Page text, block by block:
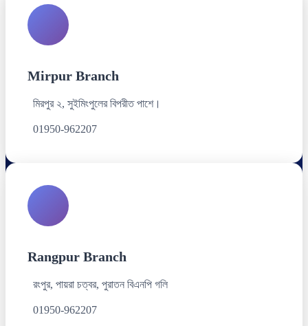
Mirpur Branch
মিরপুর ২, সুইমিংপুলের বিপরীত পাশে।
01950-962207
Rangpur Branch
রংপুর, পায়রা চত্বর, পুরাতন বিএনপি গলি
01950-962207